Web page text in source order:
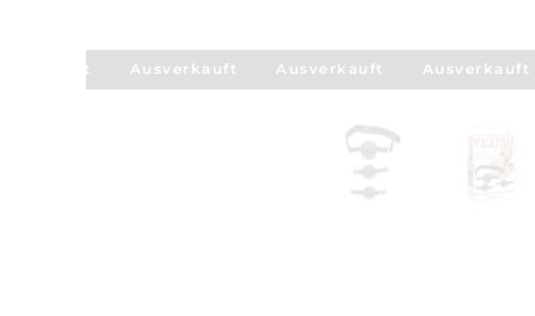
Ausverkauft Ausverkauft Ausverkauft